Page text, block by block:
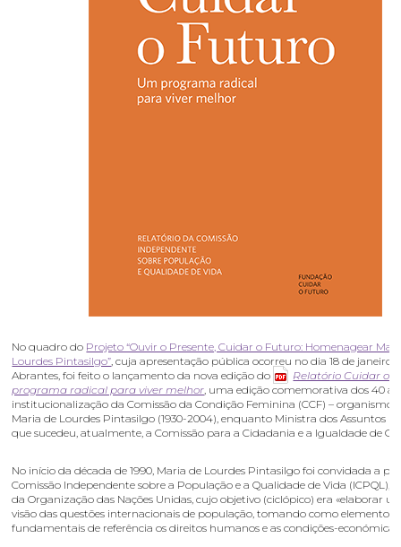
No quadro do Projeto “Ouvir o Presente, Cuidar o Futuro: Homenagear
Lourdes Pintasilgo”, cuja apresentação pública ocorreu no dia 18 de janeiro
Abrantes, foi feito o lançamento da nova edição do
Relatório Cuidar o
programa radical para viver melhor, uma edição comemorativa dos 40
institucionalização da Comissão da Condição Feminina (CCF) – organismo
Maria de Lourdes Pintasilgo (1930-2004), enquanto Ministra dos Assuntos
que sucedeu, atualmente, a Comissão para a Cidadania e a Igualdade de
No início da década de 1990, Maria de Lourdes Pintasilgo foi convidada a
Comissão Independente sobre a População e a Qualidade de Vida (ICPQL),
da Organização das Nações Unidas, cujo objetivo (ciclópico) era «elaborar
visão das questões internacionais de população, tomando como elementos
fundamentais de referência os direitos humanos e as condições-